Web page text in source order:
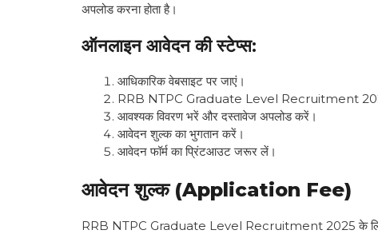
अपलोड करना होता है।
ऑनलाइन आवेदन की स्टेप्स:
आधिकारिक वेबसाइट पर जाएं।
RRB NTPC Graduate Level Recruitment
आवश्यक विवरण भरें और दस्तावेज अपलोड करें।
आवेदन शुल्क का भुगतान करें।
आवेदन फॉर्म का प्रिंटआउट जरूर लें।
आवेदन शुल्क (Application Fee)
RRB NTPC Graduate Level Recruitment 2025 के लिए